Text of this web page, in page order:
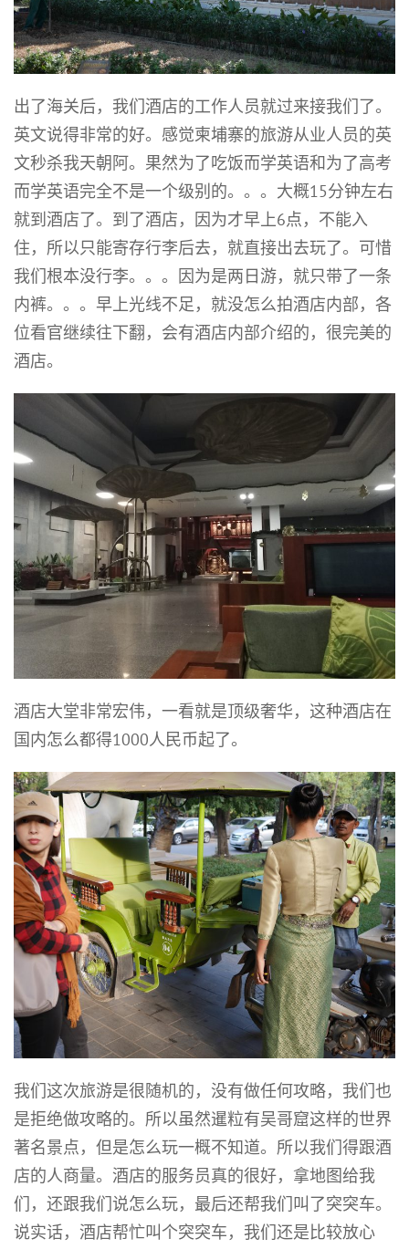
出了海关后，我们酒店的工作人员就过来接我们了。
英文说得非常的好。感觉柬埔寨的旅游从业人员的英
文秒杀我天朝阿。果然为了吃饭而学英语和为了高考
而学英语完全不是一个级别的。。。大概15分钟左右
就到酒店了。到了酒店，因为才早上6点，不能入
住，所以只能寄存行李后去，就直接出去玩了。可惜
我们根本没行李。。。因为是两日游，就只带了一条
内裤。。。早上光线不足，就没怎么拍酒店内部，各
位看官继续往下翻，会有酒店内部介绍的，很完美的
酒店。
酒店大堂非常宏伟，一看就是顶级奢华，这种酒店在
国内怎么都得1000人民币起了。
我们这次旅游是很随机的，没有做任何攻略，我们也
是拒绝做攻略的。所以虽然暹粒有吴哥窟这样的世界
著名景点，但是怎么玩一概不知道。所以我们得跟酒
店的人商量。酒店的服务员真的很好，拿地图给我
们，还跟我们说怎么玩，最后还帮我们叫了突突车。
说实话，酒店帮忙叫个突突车，我们还是比较放心